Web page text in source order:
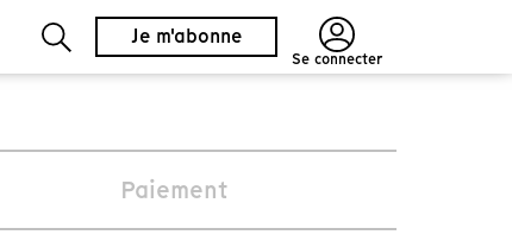
Je m'abonne
Se connecter
Paiement